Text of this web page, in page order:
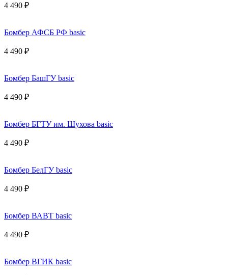
4 490 ₽
Бомбер АФСБ РФ basic
4 490 ₽
Бомбер БашГУ basic
4 490 ₽
Бомбер БГТУ им. Шухова basic
4 490 ₽
Бомбер БелГУ basic
4 490 ₽
Бомбер ВАВТ basic
4 490 ₽
Бомбер ВГИК basic